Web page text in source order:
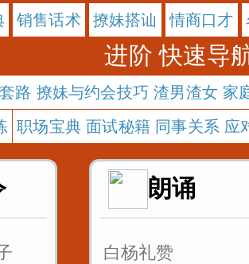
销售话术 撩妹搭讪 情商口才
进阶 快速导
套路 撩妹与约会技巧 渣男渣女 家
职场宝典 面试秘籍 同事关系 应
朗诵
白杨礼赞